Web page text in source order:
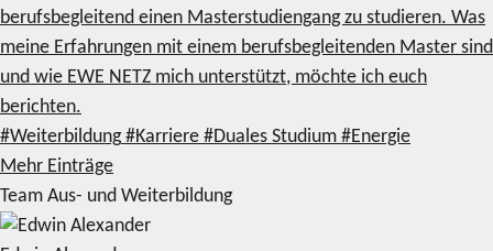
berufsbegleitend einen Masterstudiengang zu studieren. Was
meine Erfahrungen mit einem berufsbegleitenden Master sind
und wie EWE NETZ mich unterstützt, möchte ich euch
berichten.
#Weiterbildung #Karriere #Duales Studium #Energie
Mehr Einträge
Team Aus- und Weiterbildung